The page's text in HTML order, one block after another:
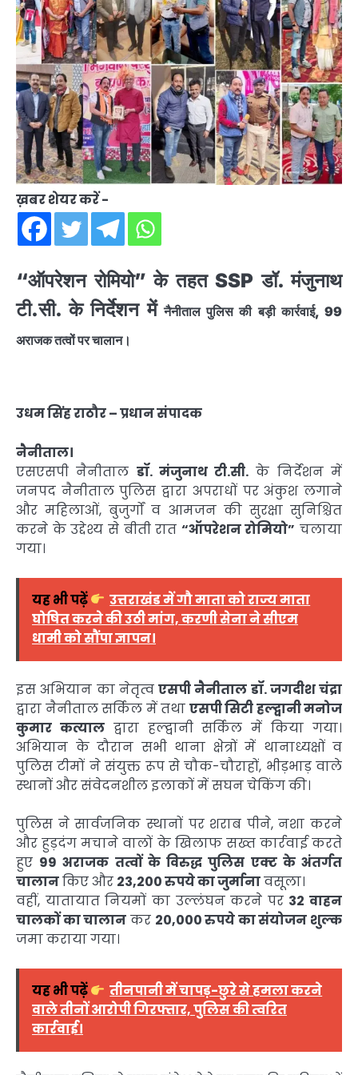
ख़बर शेयर करें -
“ऑपरेशन रोमियो” के तहत SSP डॉ. मंजुनाथ
टी.सी. के निर्देशन मेंनैनीताल पुलिस की बड़ी कार्रवाई, 99
अराजक तत्वों पर चालान।
उधम सिंह राठौर – प्रधान संपादक
नैनीताल।
एसएसपी नैनीताल डॉ. मंजुनाथ टी.सी. के निर्देशन में
जनपद नैनीताल पुलिस द्वारा अपराधों पर अंकुश लगाने
और महिलाओं, बुजुर्गों व आमजन की सुरक्षा सुनिश्चित
करने के उद्देश्य से बीती रात “ऑपरेशन रोमियो” चलाया
गया।
यह भी पढ़ें
उत्तराखंड में गौ माता को राज्य माता
घोषित करने की उठी मांग, करणी सेना ने सीएम
धामी को सौंपा ज्ञापन।
इस अभियान का नेतृत्व एसपी नैनीताल डॉ. जगदीश चंद्रा
द्वारा नैनीताल सर्किल में तथा एसपी सिटी हल्द्वानी मनोज
कुमार कत्यालद्वारा हल्द्वानी सर्किल में किया गया।
अभियान के दौरान सभी थाना क्षेत्रों में थानाध्यक्षों व
पुलिस टीमों ने संयुक्त रूप से चौक-चौराहों, भीड़भाड़ वाले
स्थानों और संवेदनशील इलाकों में सघन चेकिंग की।
पुलिस ने सार्वजनिक स्थानों पर शराब पीने, नशा करने
और हुड़दंग मचाने वालों के खिलाफ सख्त कार्रवाई करते
हुए 99 अराजक तत्वों के विरुद्ध पुलिस एक्ट के अंतर्गत
चालानकिए और 23,200 रुपये का जुर्मानावसूला।
वहीं, यातायात नियमों का उल्लंघन करने पर 32 वाहन
चालकों का चालान कर 20,000 रुपये का संयोजन शुल्क
जमा कराया गया।
यह भी पढ़ें
तीनपानी में चापड़-छुरे से हमला करने
वाले तीनों आरोपी गिरफ्तार, पुलिस की त्वरित
कार्रवाई।